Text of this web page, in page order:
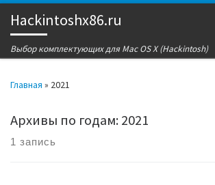
Перейти к содержимому
Hackintoshx86.ru
Выбор комплектующих для Mac OS X (Hackintosh)
Главная » 2021
Архивы по годам:2021
1 запись